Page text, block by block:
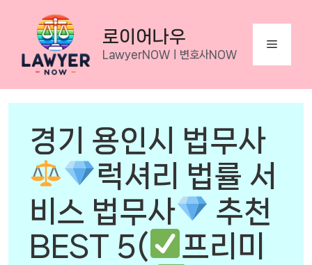
content
로이어나우
LawyerNOWㅣ변호사NOW
Menu
경기 용인시 법무사
럭셔리 법률 서
비스 법무사
추천
BEST 5(
프리미